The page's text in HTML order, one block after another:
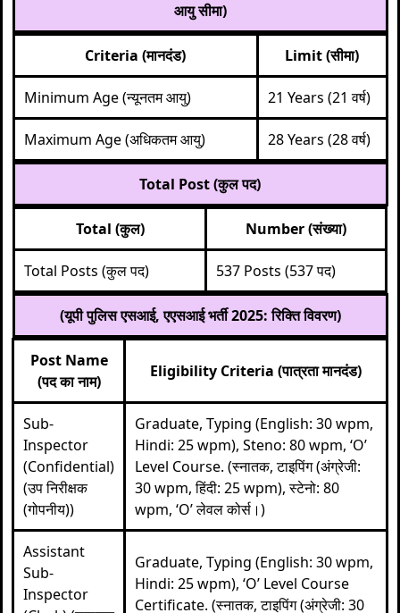
आयु सीमा)
Criteria (मानदंड) Limit (सीमा)
Minimum Age (न्यूनतम आयु) 21 Years (21 वर्ष)
Maximum Age (अधिकतम आयु) 28 Years (28 वर्ष)
Total Post (कुल पद)
Total (कुल) Number (संख्या)
Total Posts (कुल पद) 537 Posts (537 पद)
(यूपी पुलिस एसआई, एएसआई भर्ती 2025: रिक्ति विवरण)
Post Name
(पद का नाम)
Eligibility Criteria (पात्रता मानदंड)
Sub-
Inspector
(Confidential)
(उप निरीक्षक
(गोपनीय))
Graduate, Typing (English: 30 wpm,
Hindi: 25 wpm), Steno: 80 wpm, ‘O’
Level Course. (स्नातक, टाइपिंग (अंग्रेजी:
30 wpm, हिंदी: 25 wpm), स्टेनो: 80
wpm, ‘O’ लेवल कोर्स।)
Assistant
Sub-
Inspector
Graduate, Typing (English: 30 wpm,
Hindi: 25 wpm), ‘O’ Level Course
Certificate. (स्नातक, टाइपिंग (अंग्रेजी: 30